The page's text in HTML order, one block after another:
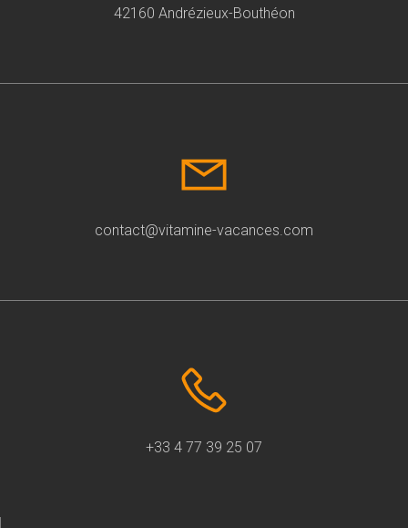
42160 Andrézieux-Bouthéon
contact@vitamine-vacances.com
+33 4 77 39 25 07